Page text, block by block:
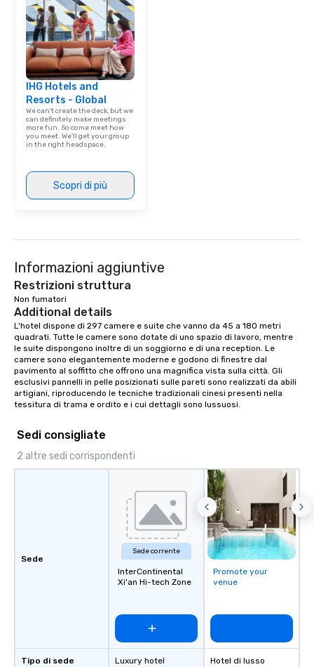
IHG Hotels and
Resorts - Global
We can't create the deck, but we
can definitely make meetings
more fun. So come meet how
you meet. We'll get your group
in the right headspace.
Scopri di più
Informazioni aggiuntive
Restrizioni struttura
Non fumatori
Additional details
L'hotel dispone di 297 camere e suite che vanno da 45 a 180 metri
quadrati. Tutte le camere sono dotate di uno spazio di lavoro, mentre
le suite dispongono inoltre di un soggiorno e di una reception. Le
camere sono elegantemente moderne e godono di finestre dal
pavimento al soffitto che offrono una magnifica vista sulla città. Gli
esclusivi pannelli in pelle posizionati sulle pareti sono realizzati da abili
artigiani, riproducendo le tecniche tradizionali cinesi presenti nella
tessitura di trama e ordito e i cui dettagli sono lussuosi.
Sedi consigliate
2 altre sedi corrispondenti
Sede
Tipo di sede
Sede corrente
InterContinental
Xi'an Hi-tech Zone
Luxury hotel
Promote your
venue
Hotel di lusso